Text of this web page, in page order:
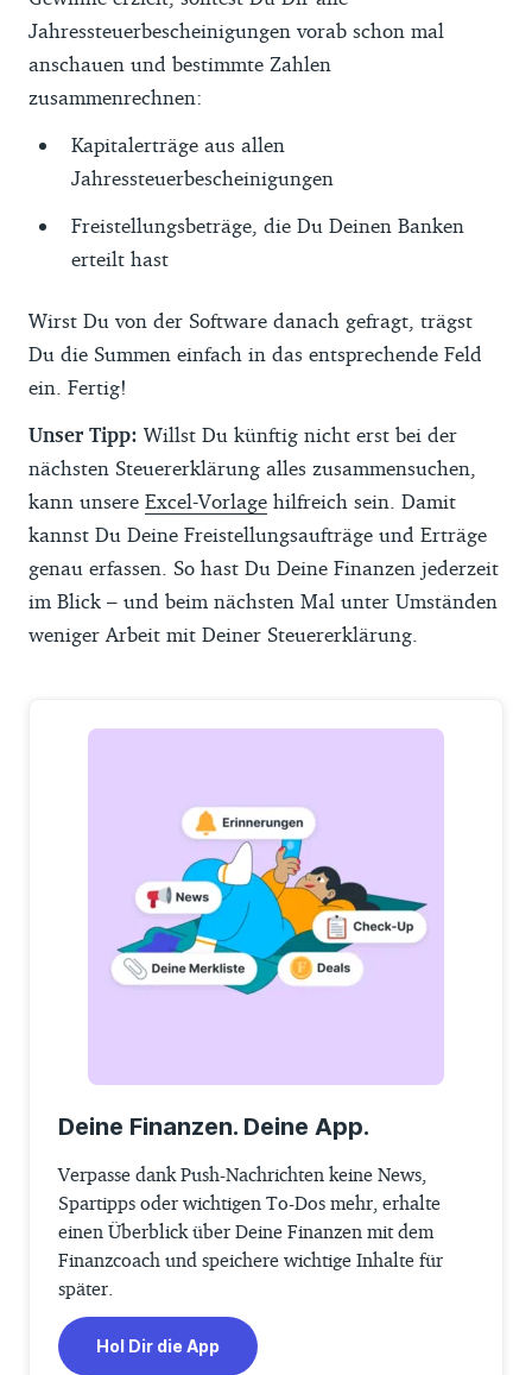
Jahressteuerbescheinigungen vorab schon mal
anschauen und bestimmte Zahlen
zusammenrechnen:
Kapitalerträge aus allen
Jahressteuerbescheinigungen
Freistellungsbeträge, die Du Deinen Banken
erteilt hast
Wirst Du von der Software danach gefragt, trägst
Du die Summen einfach in das entsprechende Feld
ein. Fertig!
Unser Tipp: Willst Du künftig nicht erst bei der
nächsten Steuererklärung alles zusammensuchen,
kann unsere Excel-Vorlage hilfreich sein. Damit
kannst Du Deine Freistellungsaufträge und Erträge
genau erfassen. So hast Du Deine Finanzen jederzeit
im Blick – und beim nächsten Mal unter Umständen
weniger Arbeit mit Deiner Steuererklärung.
Deine Finanzen. Deine App.
Verpasse dank Push-Nachrichten keine News,
Spartipps oder wichtigen To-Dos mehr, erhalte
einen Überblick über Deine Finanzen mit dem
Finanzcoach und speichere wichtige Inhalte für
später.
Hol Dir die App